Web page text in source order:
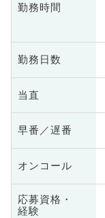
勤務時間
勤務日数
当直
早番／遅番
オンコール
応募資格・
経験